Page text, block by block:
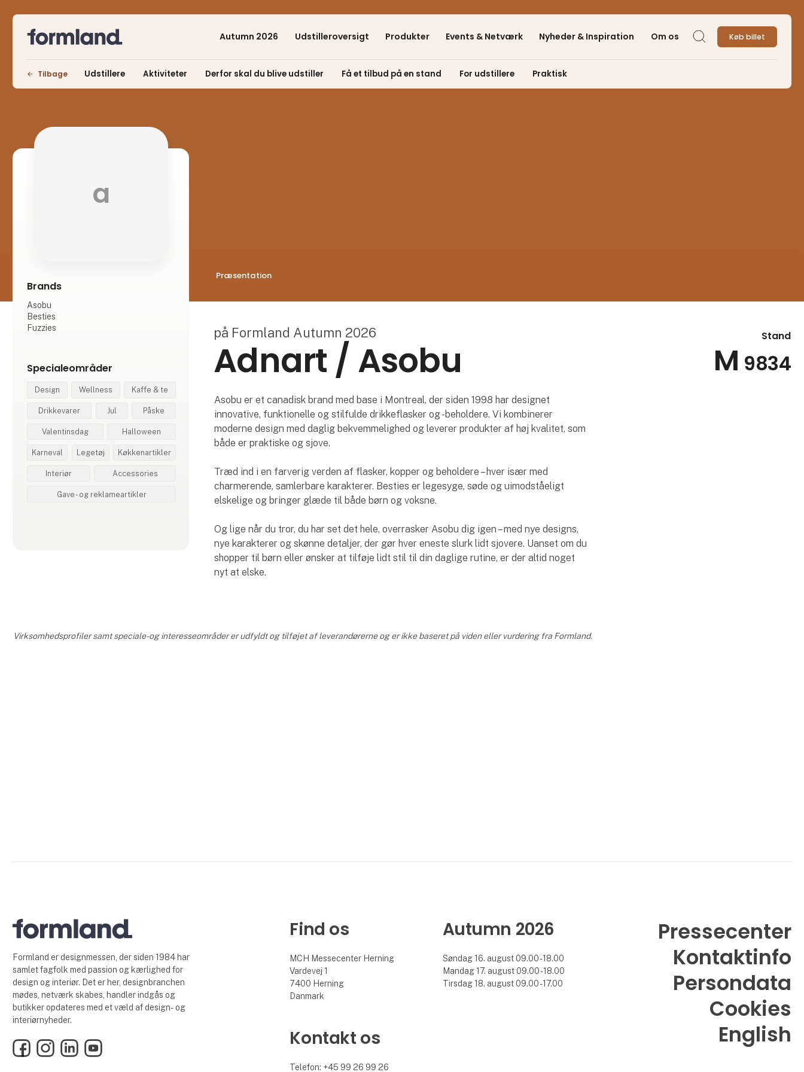
Autumn 2026 Udstilleroversigt Produkter Events & Netværk Nyheder & Inspiration Om os Søg Køb billet
Tilbage Udstillere Aktiviteter Derfor skal du blive udstiller Få et tilbud på en stand For udstillere Praktisk
Præsentation
a
Brands
Asobu
Besties
Fuzzies
Specialeområder
Design Wellness Kaffe & te
Drikkevarer Jul Påske
Valentinsdag Halloween
Karneval Legetøj Køkkenartikler
Interiør Accessories
Gave - og reklameartikler
på Formland Autumn 2026
Adnart / Asobu
Stand
M 9834
Asobu er et canadisk brand med base i Montreal, der siden 1998 har designet
innovative, funktionelle og stilfulde drikkeflasker og -beholdere. Vi kombinerer
moderne design med daglig bekvemmelighed og leverer produkter af høj kvalitet, som
både er praktiske og sjove.
Træd ind i en farverig verden af flasker, kopper og beholdere – hver især med
charmerende, samlerbare karakterer. Besties er legesyge, søde og uimodståeligt
elskelige og bringer glæde til både børn og voksne.
Og lige når du tror, du har set det hele, overrasker Asobu dig igen – med nye designs,
nye karakterer og skønne detaljer, der gør hver eneste slurk lidt sjovere. Uanset om du
shopper til børn eller ønsker at tilføje lidt stil til din daglige rutine, er der altid noget
nyt at elske.
Virksomhedsprofiler samt speciale- og interesseområder er udfyldt og tilføjet af leverandørerne og er ikke baseret på viden eller vurdering fra Formland.
Formland er designmessen, der siden 1984 har
samlet fagfolk med passion og kærlighed for
design og interiør. Det er her, designbranchen
mødes, netværk skabes, handler indgås og
butikker opdateres med et væld af design- og
interiørnyheder.
FacebookInstagramLinkedInYouTube
Find os
MCH Messecenter Herning
Vardevej 1
7400 Herning
Danmark
Kontakt os
Telefon: +45 99 26 99 26
Autumn 2026
Søndag 16. august 09.00 - 18.00
Mandag 17. august 09.00 - 18.00
Tirsdag 18. august 09.00 - 17.00
Pressecenter
Kontaktinfo
Persondata
Cookies
English